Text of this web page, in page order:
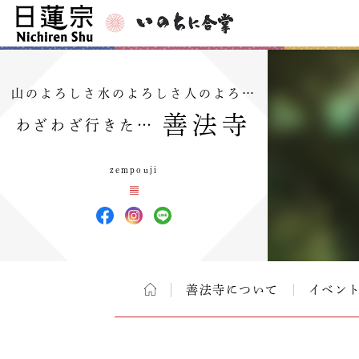
山のよろしさ水のよろしさ人のよろ…
わざわざ行きた… 善法寺
zempouji
善法寺について イベン